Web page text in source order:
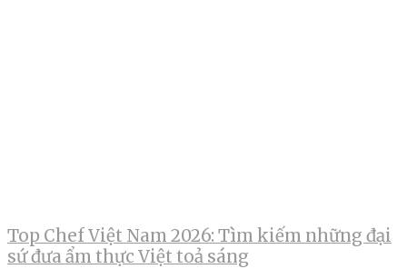
Top Chef Việt Nam 2026: Tìm kiếm những đại
sứ đưa ẩm thực Việt toả sáng